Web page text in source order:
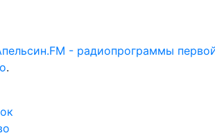
- радиопрограммы
.